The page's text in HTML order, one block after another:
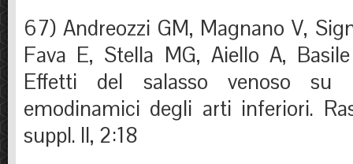
67) Andreozzi GM, Magnano V,
Fava E, Stella MG, Aiello A,
Effetti del salasso venoso su
emodinamici degli arti inferiori.
suppl. II, 2:18